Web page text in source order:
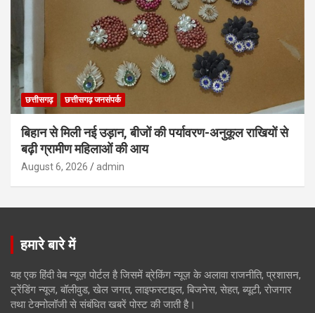
छत्तीसगढ़ छत्तीसगढ़ जनसंपर्क
बिहान से मिली नई उड़ान, बीजों की पर्यावरण-अनुकूल राखियों से
बढ़ी ग्रामीण महिलाओं की आय
August 6, 2026 admin
हमारे बारे में
यह एक हिंदी वेब न्यूज़ पोर्टल है जिसमें ब्रेकिंग न्यूज़ के अलावा राजनीति, प्रशासन,
ट्रेंडिंग न्यूज, बॉलीवुड, खेल जगत, लाइफस्टाइल, बिजनेस, सेहत, ब्यूटी, रोजगार
तथा टेक्नोलॉजी से संबंधित खबरें पोस्ट की जाती है।